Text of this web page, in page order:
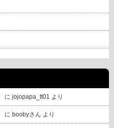
に jojopapa_tt01 より
に boobyさん より